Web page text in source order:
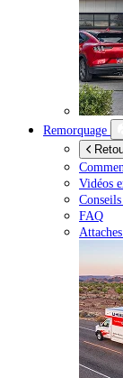
Remorquage
Vidéos
FAQ